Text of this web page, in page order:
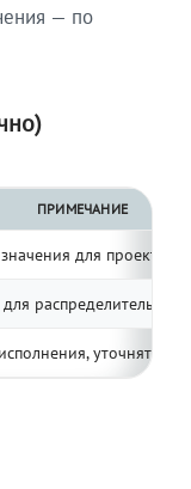
— по
ПРИМЕЧАНИЕ
для
распределительных
уточнять по